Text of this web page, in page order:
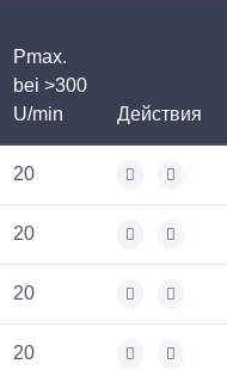
Pmax.
bei >300
U/min
Действия
20
20
20
20